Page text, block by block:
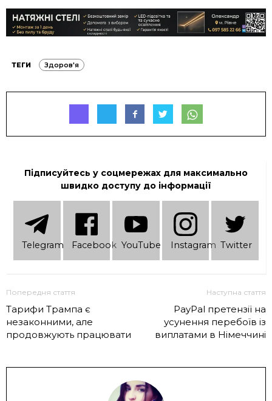
ТЕГИ Здоров'я
Підписуйтесь у соцмережах для максимально
швидко доступу до інформації
Telеgram Facebook YouTube Instagram Twitter
Попередня стаття
Тарифи Трампа є
незаконними, але
продовжують працювати
Наступна стаття
PayPal претензії на
усунення перебоїв із
виплатами в Німеччині